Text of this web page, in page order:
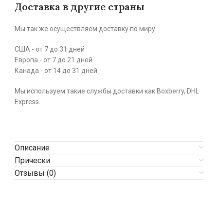
Доставка в другие страны
Мы так же осуществляем доставку по миру.
США - от 7 до 31 дней
Европа - от 7 до 21 дней
Канада - от 14 до 31 дней
Мы используем такие службы доставки как Boxberry, DHL
Express.
Описание
Прически
Отзывы (0)